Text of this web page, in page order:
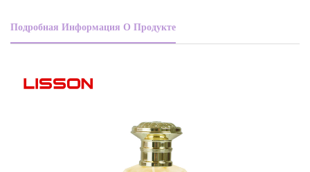
Подробная Информация О Продукте